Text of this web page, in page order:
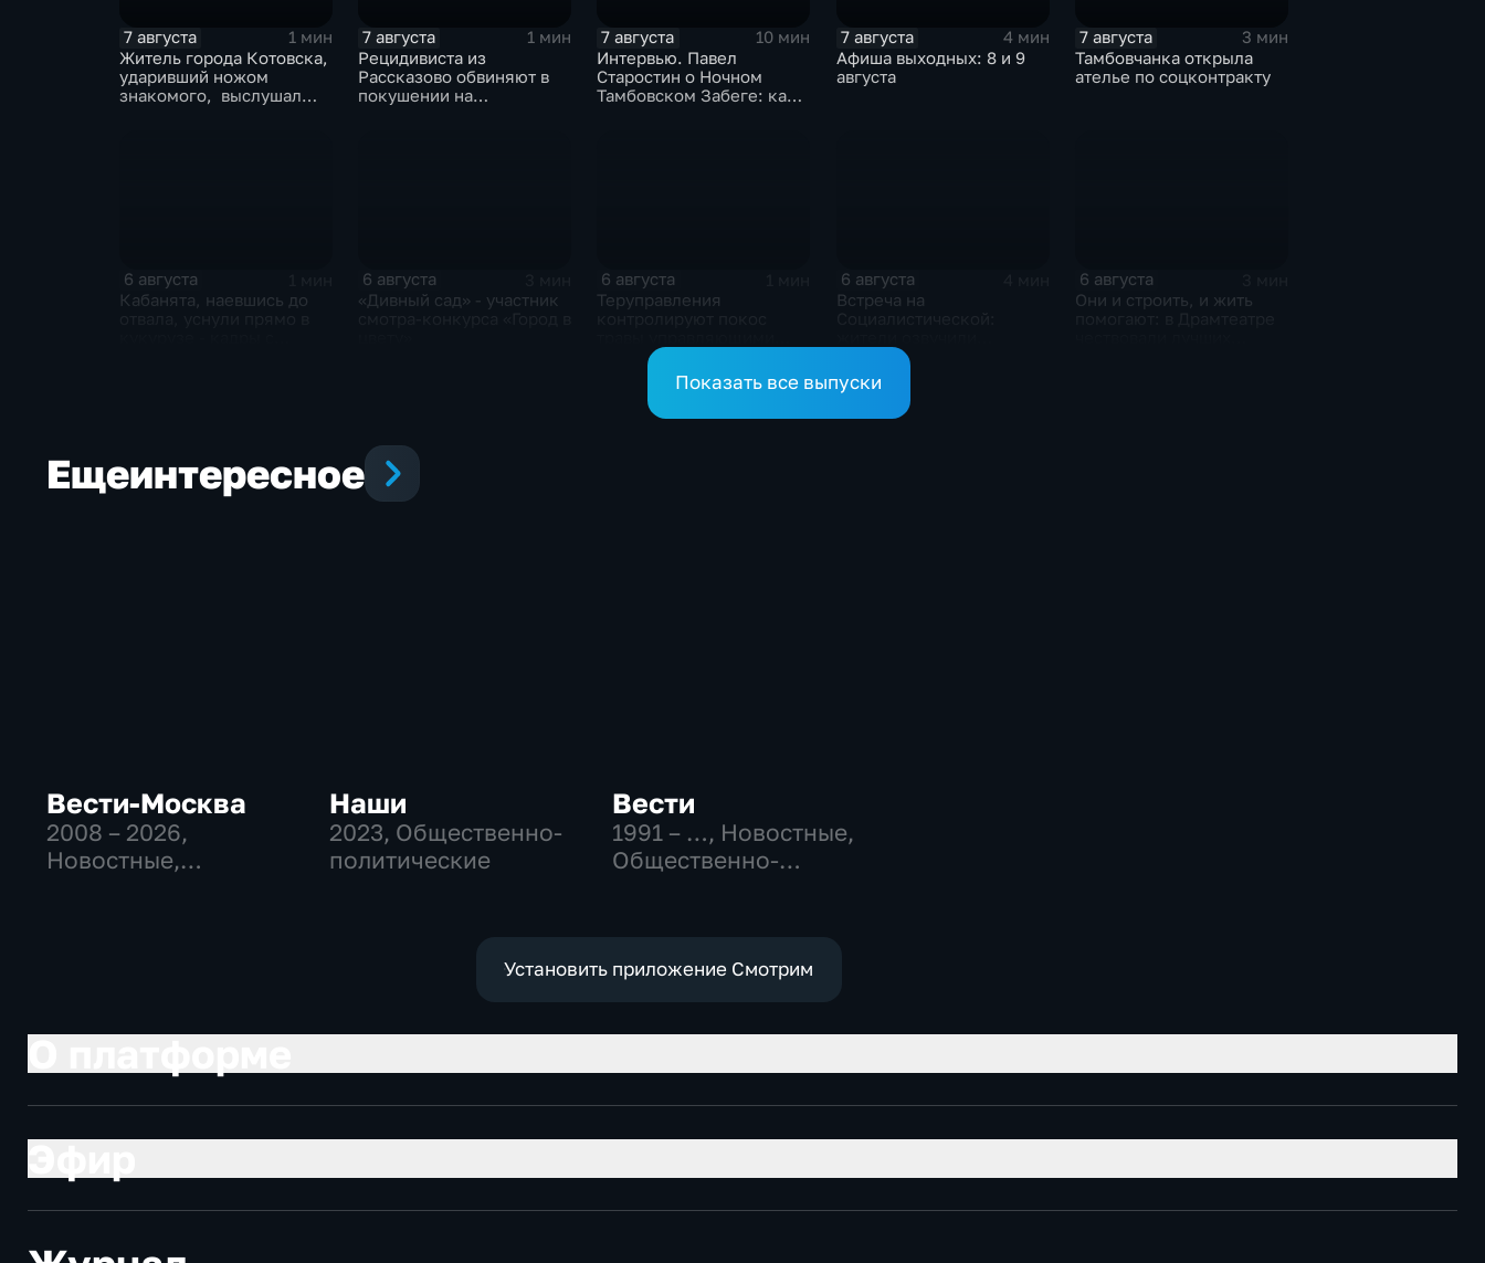
7 августа
1 мин
Житель города Котовска,
ударивший ножом
знакомого, выслушал
7 августа
1 мин
Рецидивиста из
Рассказово обвиняют в
покушении на
7 августа
10 мин
Интервью. Павел
Старостин о Ночном
Тамбовском Забеге: как
7 августа
4 мин
Афиша выходных: 8 и 9
августа
7 августа
3 мин
Тамбовчанка открыла
ателье по соцконтракту
6 августа
Кабанята, наевшись до
6 августа
«Дивный сад» - участник
6 августа
Теруправления
компаниями
6 августа
Встреча на
болевые точки, Максим
Косенков дал ответы
6 августа
Они и строить, и жить
Показать все выпуски
Ещеинтересное
Вести-Москва
2008 – 2026,
Новостные,
Наши
2023, Общественно-
политические
Вести
1991 – …, Новостные,
Общественно-
Установить приложение Смотрим